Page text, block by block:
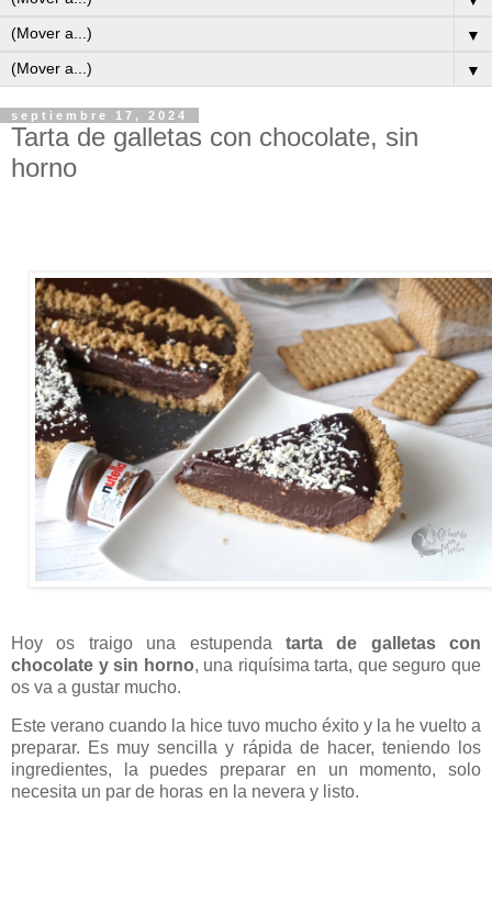
▼
▼
septiembre 17, 2024
Tarta de galletas con chocolate, sin
horno
Hoy os traigo una estupenda tarta de galletas con
chocolate y sin horno, una riquísima tarta, que seguro que
os va a gustar mucho.
Este verano cuando la hice tuvo mucho éxito y la he vuelto a
preparar. Es muy sencilla y rápida de hacer, teniendo los
ingredientes, la puedes preparar en un momento, solo
necesita un par de horas en la nevera y listo.